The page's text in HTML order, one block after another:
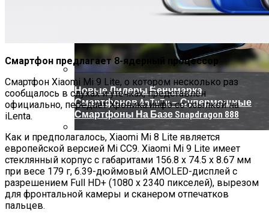
Китай Готовит Путешествие К Луне
Новые Лидеры Бенчмарка
Смартфонов AnTuTu — Супермощные
Смартфоны На Базе Snapdragon 888
Смартфон предлагает 8-ядерный процессор
Смартфон Xiaomi Mi 9 Lite, о котором несколько раз
сообщалось в слухах и утечках, представлен
официально, передает Хроника.инфо со ссылкой на
iLenta.
Как и предполагалось, Xiaomi Mi 8 Lite является
европейской версией Mi CC9. Xiaomi Mi 9 Lite имеет
стеклянный корпус с габаритами 156.8 x 74.5 x 8.67 мм
при весе 179 г, 6.39-дюймовый AMOLED-дисплей с
разрешением Full HD+ (1080 x 2340 пикселей), вырезом
для фронтальной камеры и сканером отпечатков
пальцев.